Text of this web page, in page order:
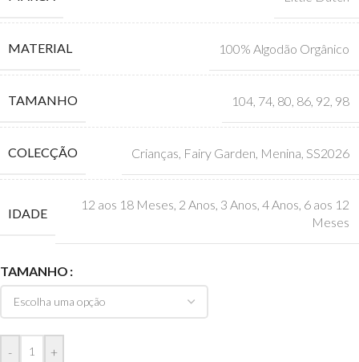
MATERIAL 100% Algodão Orgânico
TAMANHO 104 74 80 86 92 98
COLECÇÃO Crianças Fairy Garden Menina SS2026
IDADE
12 aos 18 Meses, 2 Anos, 3 Anos, 4 Anos, 6 aos 12
Meses
TAMANHO
- +